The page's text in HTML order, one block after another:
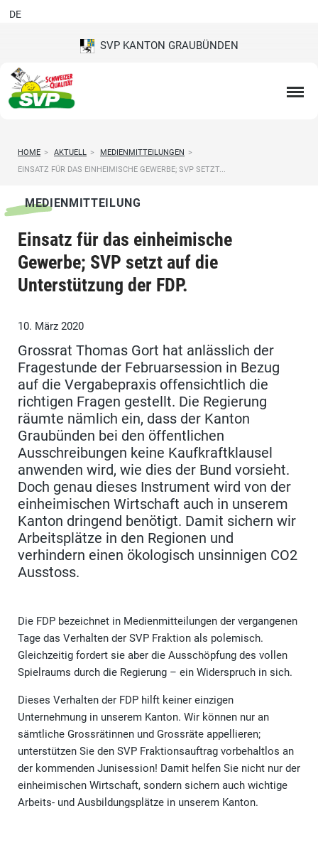
SVP KANTON GRAUBÜNDEN
DE
HOME > AKTUELL > MEDIENMITTEILUNGEN >
EINSATZ FÜR DAS EINHEIMISCHE GEWERBE; SVP SETZT...
MEDIENMITTEILUNG
Einsatz für das einheimische
Gewerbe; SVP setzt auf die
Unterstützung der FDP.
10. März 2020
Grossrat Thomas Gort hat anlässlich der
Fragestunde der Februarsession in Bezug
auf die Vergabepraxis offensichtlich die
richtigen Fragen gestellt. Die Regierung
räumte nämlich ein, dass der Kanton
Graubünden bei den öffentlichen
Ausschreibungen keine Kaufkraftklausel
anwenden wird, wie dies der Bund vorsieht.
Doch genau dieses Instrument wird von der
einheimischen Wirtschaft auch in unserem
Kanton dringend benötigt. Damit sichern wir
Arbeitsplätze in den Regionen und
verhindern einen ökologisch unsinnigen CO2
Ausstoss.
Die FDP bezeichnet in Medienmitteilungen der vergangenen
Tage das Verhalten der SVP Fraktion als polemisch.
Gleichzeitig fordert sie aber die Ausschöpfung des vollen
Spielraums durch die Regierung – ein Widerspruch in sich.
Dieses Verhalten der FDP hilft keiner einzigen
Unternehmung in unserem Kanton. Wir können nur an
sämtliche Grossrätinnen und Grossräte appellieren;
unterstützen Sie den SVP Fraktionsauftrag vorbehaltlos an
der kommenden Junisession! Damit helfen Sie nicht nur der
einheimischen Wirtschaft, sondern sichern auch wichtige
Arbeits- und Ausbildungsplätze in unserem Kanton.